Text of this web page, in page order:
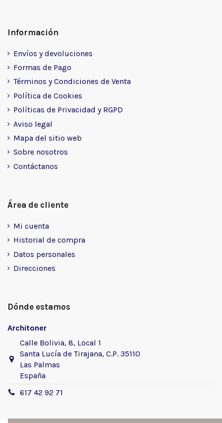
Información
Envíos y devoluciones
Formas de Pago
Términos y Condiciones de Venta
Política de Cookies
Políticas de Privacidad y RGPD
Aviso legal
Mapa del sitio web
Sobre nosotros
Contáctanos
Área de cliente
Mi cuenta
Historial de compra
Datos personales
Direcciones
Dónde estamos
Architoner
Calle Bolivia, 8, Local 1
Santa Lucía de Tirajana, C.P. 35110
Las Palmas
España
617 42 92 71